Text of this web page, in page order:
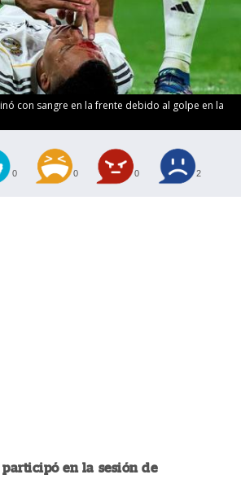
con sangre en la frente debido al golpe en la
0 0 0 2
en la sesión de